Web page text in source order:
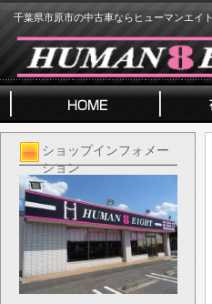
千葉県市原市の中古車ならヒューマンエイト
ショップインフォメー
ション